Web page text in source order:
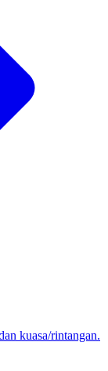
kuasa/rintangan.